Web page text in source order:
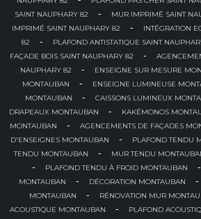
SAINT NAUPHARY 82
- MUR IMPRIMÉ SAINT
IMPRIMÉ SAINT NAUPHARY 82
-
INTÉGRATION
82
- PLAFOND ANTISTATIQUE SAINT
FAÇADE BOIS SAINT NAUPHARY 82
-
NAUPHARY 82
- ENSEIGNE SUR MESURE
MONTAUBAN
- ENSEIGNE LUMINEUSE
MONTAUBAN
- CAISSONS LUMINEUX
DRAPEAUX MONTAUBAN
- KAKÉMONOS
MONTAUBAN
- AGENCEMENTS DE FAÇADES
D'ENSEIGNES MONTAUBAN
- PLAFOND TENDU
TENDU MONTAUBAN
- MUR TENDU
- PLAFOND TENDU À FROID MONTAUBAN -
MONTAUBAN
- DÉCORATION MONTAUBAN -
MONTAUBAN
- RÉNOVATION MUR
ACOUSTIQUE MONTAUBAN
- PLAFOND